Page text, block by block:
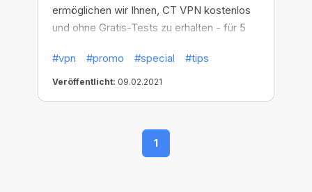
ermöglichen wir Ihnen, CT VPN kostenlos
und ohne Gratis-Tests zu erhalten - für 5
Daten und Ihr Standort geschützt, sondern
Sie erhalten außerdem Zugang zu jeder
#vpn #promo #special #tips
Veröffentlicht: 09.02.2021
1